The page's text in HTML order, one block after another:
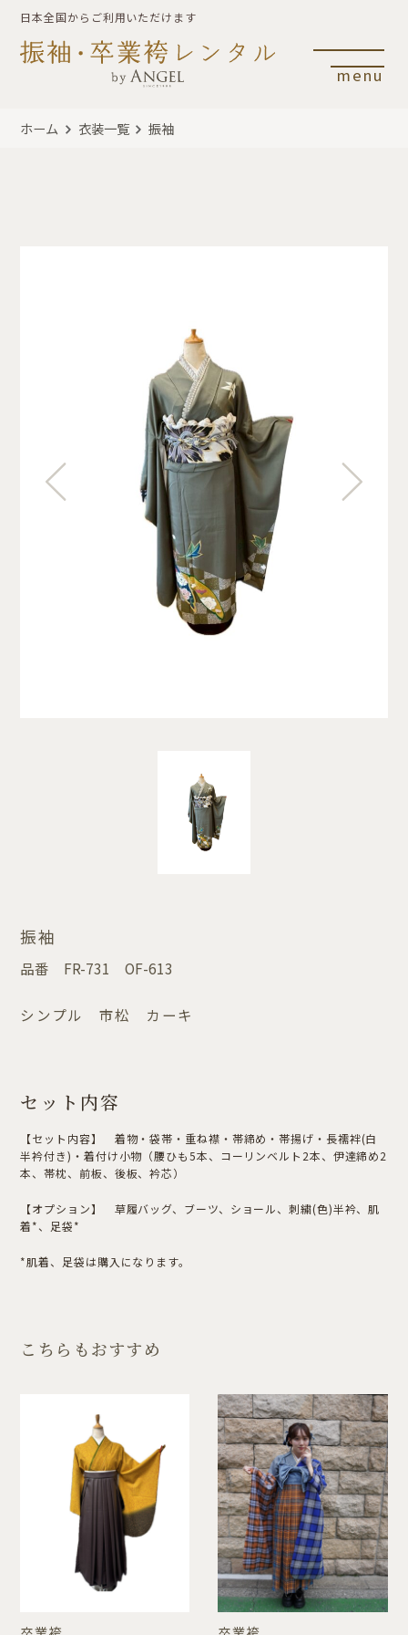
日本全国からご利用いただけます
menu
ホーム 衣装一覧 振袖
振袖
品番 FR-731 OF-613
シンプル 市松 カーキ
セット内容
【セット内容】 着物・袋帯・重ね襟・帯締め・帯揚げ・長襦袢(白
半衿付き)・着付け小物（腰ひも5本、コーリンベルト2本、伊達締め2
本、帯枕、前板、後板、衿芯）
【オプション】 草履バッグ、ブーツ、ショール、刺繍(色)半衿、肌
着*、足袋*
*肌着、足袋は購入になります。
こちらもおすすめ